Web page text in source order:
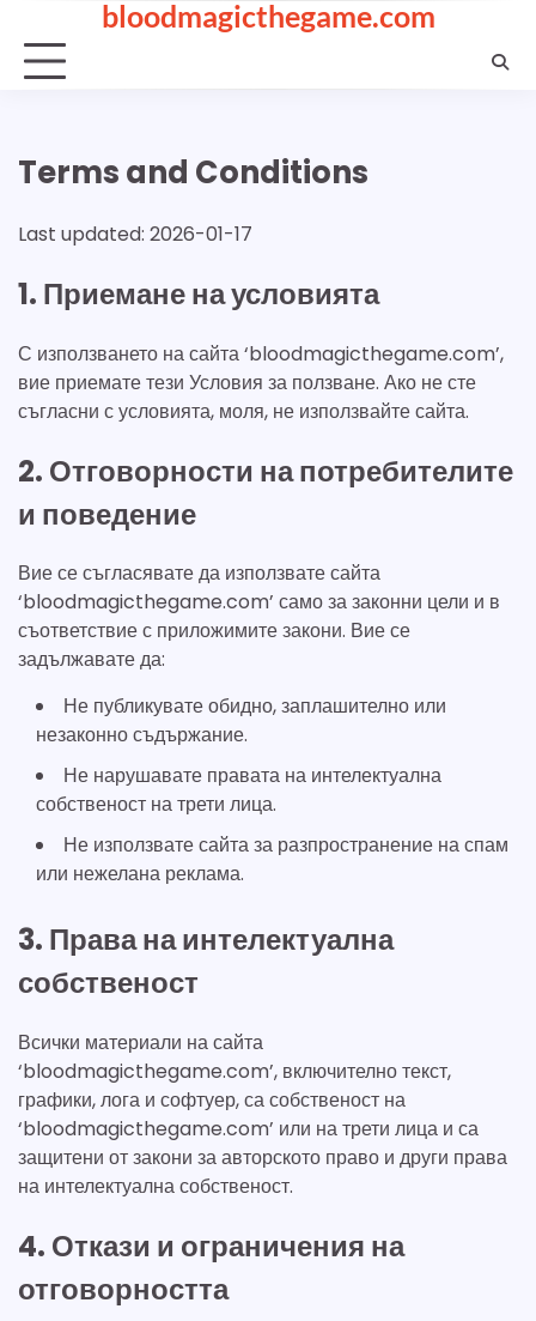
content
bloodmagicthegame.com
Terms and Conditions
Last updated: 2026-01-17
1. Приемане на условията
С използването на сайта ‘bloodmagicthegame.com’,
вие приемате тези Условия за ползване. Ако не сте
съгласни с условията, моля, не използвайте сайта.
2. Отговорности на потребителите
и поведение
Вие се съгласявате да използвате сайта
‘bloodmagicthegame.com’ само за законни цели и в
съответствие с приложимите закони. Вие се
задължавате да:
Не публикувате обидно, заплашително или
незаконно съдържание.
Не нарушавате правата на интелектуална
собственост на трети лица.
Не използвате сайта за разпространение на спам
или нежелана реклама.
3. Права на интелектуална
собственост
Всички материали на сайта
‘bloodmagicthegame.com’, включително текст,
графики, лога и софтуер, са собственост на
‘bloodmagicthegame.com’ или на трети лица и са
защитени от закони за авторското право и други права
на интелектуална собственост.
4. Откази и ограничения на
отговорността